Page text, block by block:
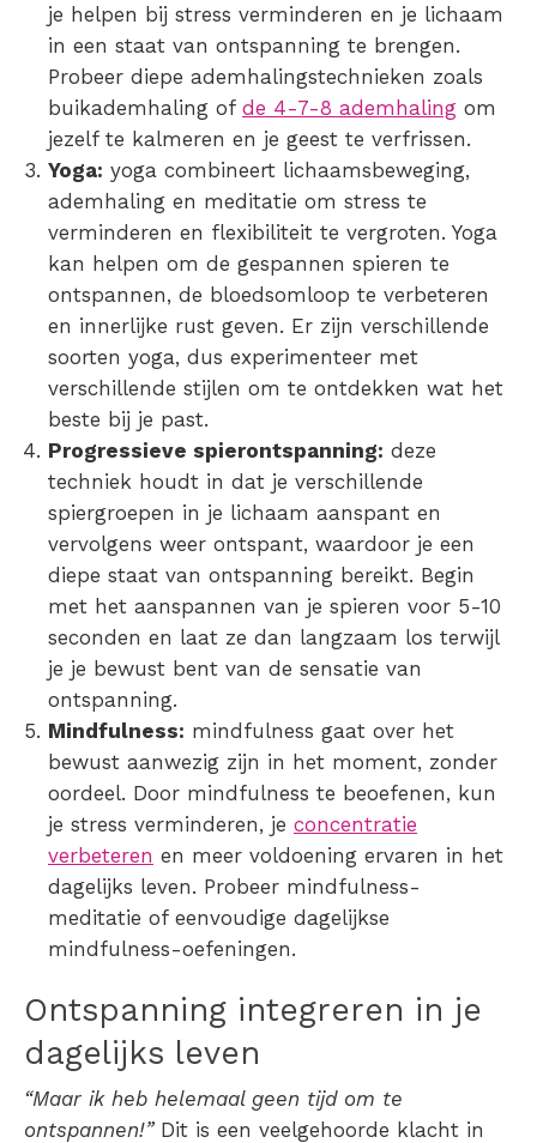
je helpen bij stress verminderen en je lichaam
in een staat van ontspanning te brengen.
Probeer diepe ademhalingstechnieken zoals
buikademhaling of de 4-7-8 ademhaling om
jezelf te kalmeren en je geest te verfrissen.
Yoga: yoga combineert lichaamsbeweging,
ademhaling en meditatie om stress te
verminderen en flexibiliteit te vergroten. Yoga
kan helpen om de gespannen spieren te
ontspannen, de bloedsomloop te verbeteren
en innerlijke rust geven. Er zijn verschillende
soorten yoga, dus experimenteer met
verschillende stijlen om te ontdekken wat het
beste bij je past.
Progressieve spierontspanning: deze
techniek houdt in dat je verschillende
spiergroepen in je lichaam aanspant en
vervolgens weer ontspant, waardoor je een
diepe staat van ontspanning bereikt. Begin
met het aanspannen van je spieren voor 5-10
seconden en laat ze dan langzaam los terwijl
je je bewust bent van de sensatie van
ontspanning.
Mindfulness: mindfulness gaat over het
bewust aanwezig zijn in het moment, zonder
oordeel. Door mindfulness te beoefenen, kun
je stress verminderen, je concentratie
verbeteren en meer voldoening ervaren in het
dagelijks leven. Probeer mindfulness-
meditatie of eenvoudige dagelijkse
mindfulness-oefeningen.
Ontspanning integreren in je
dagelijks leven
“Maar ik heb helemaal geen tijd om te
ontspannen!”Dit is een veelgehoorde klacht in